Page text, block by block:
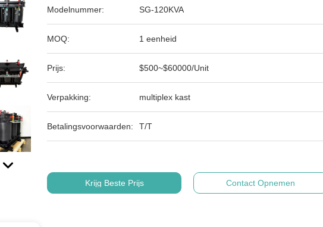
Modelnummer: SG-120KVA
MOQ: 1 eenheid
Prijs: $500~$60000/Unit
Verpakking: multiplex kast
Betalingsvoorwaarden: T/T
Krijg Beste Prijs Contact Opnemen